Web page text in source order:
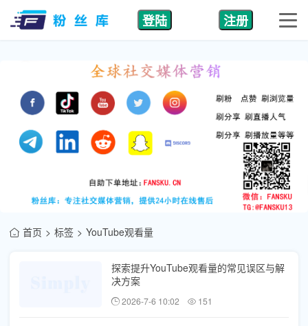
登陆 注册
首页 标签 YouTube观看量
探索提升YouTube观看量的常见误区与解
决方案
2026-7-6 10:02 151